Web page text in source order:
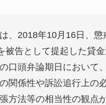
、2018年10月16日、懲
被告として提起した貸
口頭弁論期日において
関係性や訴訟追行上の
方法等の相当性の観点